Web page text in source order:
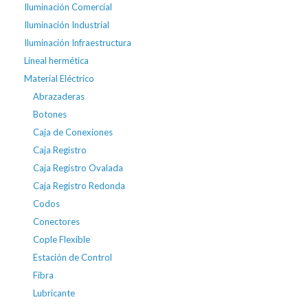
Iluminación Comercial
Iluminación Industrial
Iluminación Infraestructura
Lineal hermética
Material Eléctrico
Abrazaderas
Botones
Caja de Conexiones
Caja Registro
Caja Registro Ovalada
Caja Registro Redonda
Codos
Conectores
Cople Flexible
Estación de Control
Fibra
Lubricante